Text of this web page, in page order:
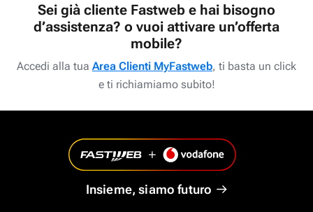
Sei già cliente Fastweb e hai bisogno
d’assistenza? o vuoi attivare un’offerta
mobile?
Accedi alla tua Area Clienti MyFastweb, ti basta un click
e ti richiamiamo subito!
Insieme, siamo futuro